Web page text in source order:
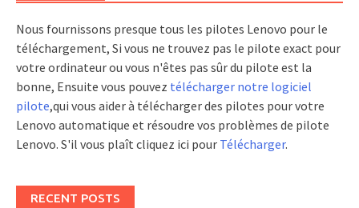
Nous fournissons presque tous les pilotes Lenovo pour le
téléchargement, Si vous ne trouvez pas le pilote exact pour
votre ordinateur ou vous n'êtes pas sûr du pilote est la
bonne, Ensuite vous pouvez télécharger notre logiciel
pilote,qui vous aider à télécharger des pilotes pour votre
Lenovo automatique et résoudre vos problèmes de pilote
Lenovo. S'il vous plaît cliquez ici pour Télécharger.
RECENT POSTS